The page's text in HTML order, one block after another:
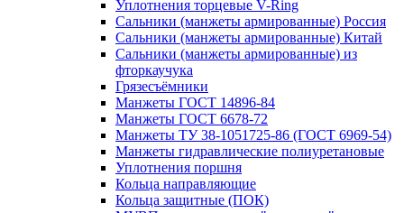
Уплотнения торцевые V-Ring
Сальники (манжеты армированные) Россия
Сальники (манжеты армированные) Китай
Сальники (манжеты армированные) из
фторкаучука
Грязесъёмники
Манжеты ГОСТ 14896-84
Манжеты ГОСТ 6678-72
Манжеты ТУ 38-1051725-86 (ГОСТ 6969-54)
Манжеты гидравлические полиуретановые
Уплотнения поршня
Кольца направляющие
Кольца защитные (ПОК)